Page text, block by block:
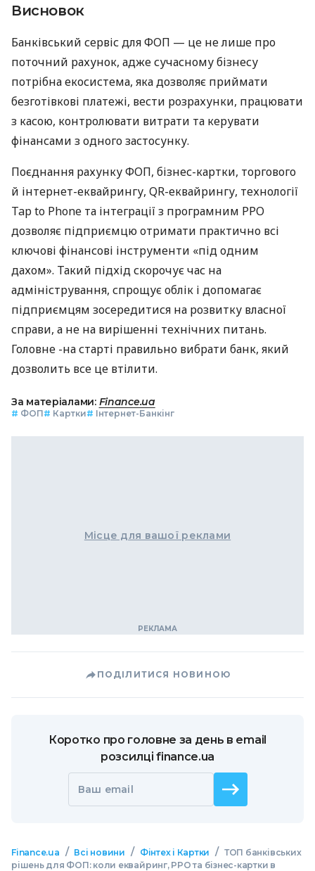
Висновок
Банківський сервіс для ФОП — це не лише про
поточний рахунок, адже сучасному бізнесу
потрібна екосистема, яка дозволяє приймати
безготівкові платежі, вести розрахунки, працювати
з касою, контролювати витрати та керувати
фінансами з одного застосунку.
Поєднання рахунку ФОП, бізнес-картки, торгового
й інтернет-еквайрингу, QR-еквайрингу, технології
Tap to Phone та інтеграції з програмним РРО
дозволяє підприємцю отримати практично всі
ключові фінансові інструменти «під одним
дахом». Такий підхід скорочує час на
адміністрування, спрощує облік і допомагає
підприємцям зосередитися на розвитку власної
справи, а не на вирішенні технічних питань.
Головне -на старті правильно вибрати банк, який
дозволить все це втілити.
За матеріалами: Finance.ua
# ФОП# Картки# Інтернет-Банкінг
Місце для вашої реклами
ПОДІЛИТИСЯ НОВИНОЮ
Коротко про головне за день в email
розсилці finance.ua
Ваш email
Finance.ua / Всі новини / Фінтех і Картки / ТОП банківських
рішень для ФОП: коли еквайринг, РРО та бізнес-картки в